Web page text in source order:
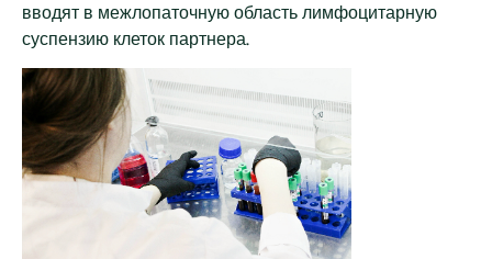
вводят в межлопаточную область лимфоцитарную
суспензию клеток партнера.